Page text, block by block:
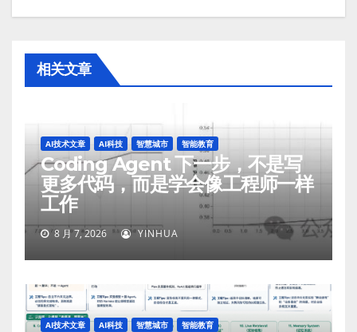
相关文章
AI技术文章 AI科技 智慧城市 智能教育
Coding Agent 下一步，不是写
更多代码，而是学会像工程师一样
工作
8 月 7, 2026 YINHUA
AI技术文章 AI科技 智慧城市 智能教育